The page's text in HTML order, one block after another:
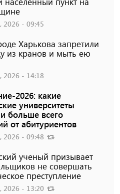
2026 - 09:45
Харькова запретили
из кранов и мыть ею
2026 - 14:18
2026: какие
университеты
больше всего
от абитуриентов
2026 - 09:48
ученый призывает
не совершать
преступление
2026 - 13:20